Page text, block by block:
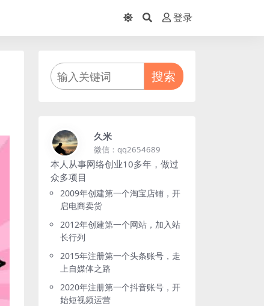
登录
搜索
久米
微信：qq2654689
本人从事网络创业10多年，做过
众多项目
2009年创建第一个淘宝店铺，开
启电商卖货
2012年创建第一个网站，加入站
长行列
2015年注册第一个头条账号，走
上自媒体之路
2020年注册第一个抖音账号，开
始短视频运营